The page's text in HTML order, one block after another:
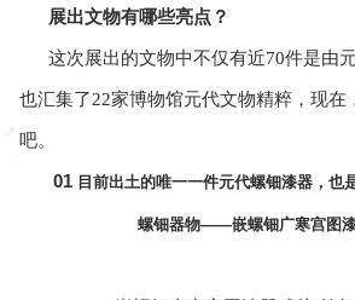
展出文物有哪些亮点？
这次展出的文物中不仅有近70件是由
也汇集了22家博物馆元代文物精粹，现在
吧。
01 目前出土的唯一一件元代螺钿漆器，也
螺钿器物——嵌螺钿广寒宫图